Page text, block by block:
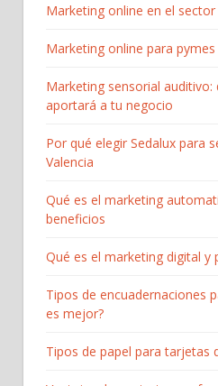
Marketing online en el
Marketing online para pymes
Marketing sensorial auditivo:
aportará a tu negocio
Por qué elegir Sedalux para
Valencia
Qué es el marketing
beneficios
Qué es el marketing digital y
Tipos de encuadernaciones
es mejor?
Tipos de papel para tarjetas